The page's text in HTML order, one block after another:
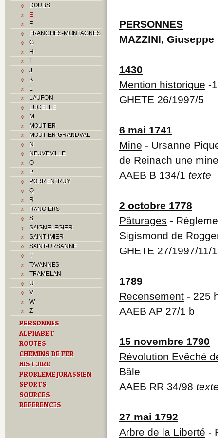
DOUBS
E
F
FRANCHES-MONTAGNES
G
H
I
J
K
L
LAUFON
LUCELLE
M
MOUTIER
MOUTIER-GRANDVAL
N
NEUVEVILLE
O
P
PORRENTRUY
Q
R
RANGIERS
S
SAIGNELEGIER
SAINT-IMIER
SAINT-URSANNE
T
TAVANNES
TRAMELAN
U
V
W
Z
PERSONNES
ALPHABET
ROUTES
CHEMINS DE FER
HISTOIRE
PROBLEME JURASSIEN
SPORTS
SOURCES
REFERENCES
PERSONNES
MAZZINI, Giuseppe
1430
Mention historique -
GHETE 26/1997/5
6 mai 1741
Mine - Ursanne
de Reinach une
AAEB B 134/1 texte
2 octobre 1778
Pâturages -
Sigismond de
GHETE 27/1997/11/
1789
Recensement - 225
AAEB AP 27/1 b
15 novembre 1790
Révolution Evêché
Bâle
AAEB RR 34/98
27 mai 1792
Arbre de la Liberté -